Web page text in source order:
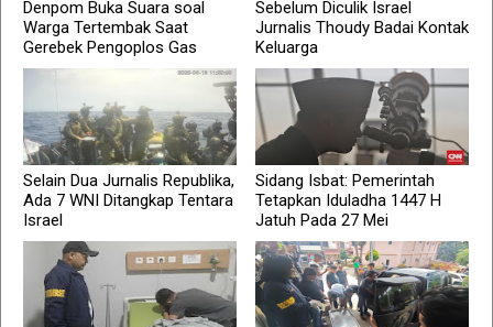
Denpom Buka Suara soal
Warga Tertembak Saat
Gerebek Pengoplos Gas
Sebelum Diculik Israel
Jurnalis Thoudy Badai Kontak
Keluarga
Selain Dua Jurnalis Republika,
Ada 7 WNI Ditangkap Tentara
Israel
Sidang Isbat: Pemerintah
Tetapkan Iduladha 1447 H
Jatuh Pada 27 Mei